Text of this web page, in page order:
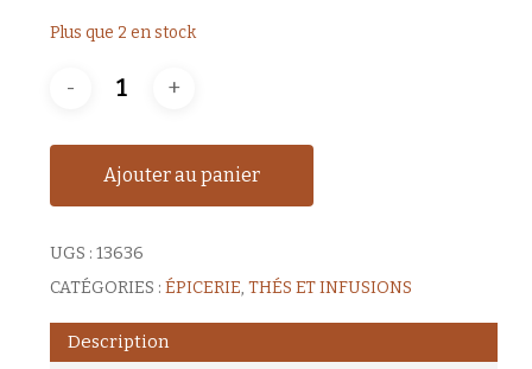
Plus que 2 en stock
Ajouter au panier
UGS : 13636
CATÉGORIES : ÉPICERIE, THÉS ET INFUSIONS
Description